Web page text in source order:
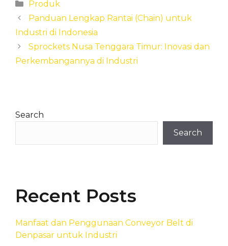
Categories
Produk
Panduan Lengkap Rantai (Chain) untuk
Industri di Indonesia
Sprockets Nusa Tenggara Timur: Inovasi dan
Perkembangannya di Industri
Search
Search
Recent Posts
Manfaat dan Penggunaan Conveyor Belt di
Denpasar untuk Industri